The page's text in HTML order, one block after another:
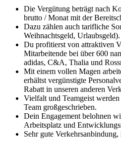
Die Vergütung beträgt nach
brutto / Monat mit der
Dazu zählen auch tarifliche
Weihnachtsgeld, Urlaubsgeld).
Du profitierst von attraktiven
Mitarbeitende bei über 600
adidas, C&A, Thalia und
Mit einem vollen Magen
erhältst vergünstigte
Rabatt in unseren anderen
Vielfalt und Teamgeist
Team großgeschrieben.
Dein Engagement belohnen
Arbeitsplatz und
Sehr gute